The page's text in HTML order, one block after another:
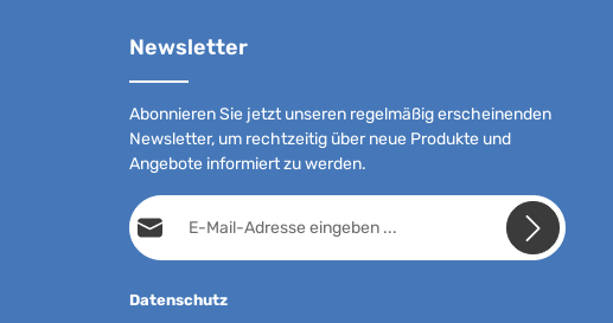
Newsletter
Abonnieren Sie jetzt unseren regelmäßig erscheinenden
Newsletter, um rechtzeitig über neue Produkte und
Angebote informiert zu werden.
E-Mail-Adresse*
Datenschutz